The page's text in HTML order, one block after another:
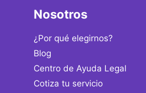
Nosotros
¿Por qué elegirnos?
Blog
Centro de Ayuda Legal
Cotiza tu servicio